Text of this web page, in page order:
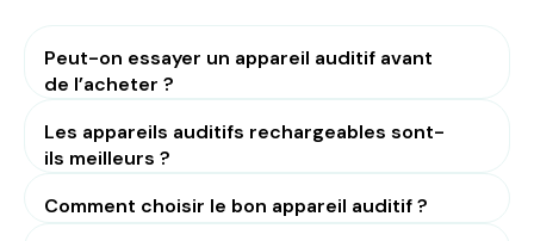
Peut-on essayer un appareil auditif avant
de l’acheter ?
Les appareils auditifs rechargeables sont-
ils meilleurs ?
Comment choisir le bon appareil auditif ?